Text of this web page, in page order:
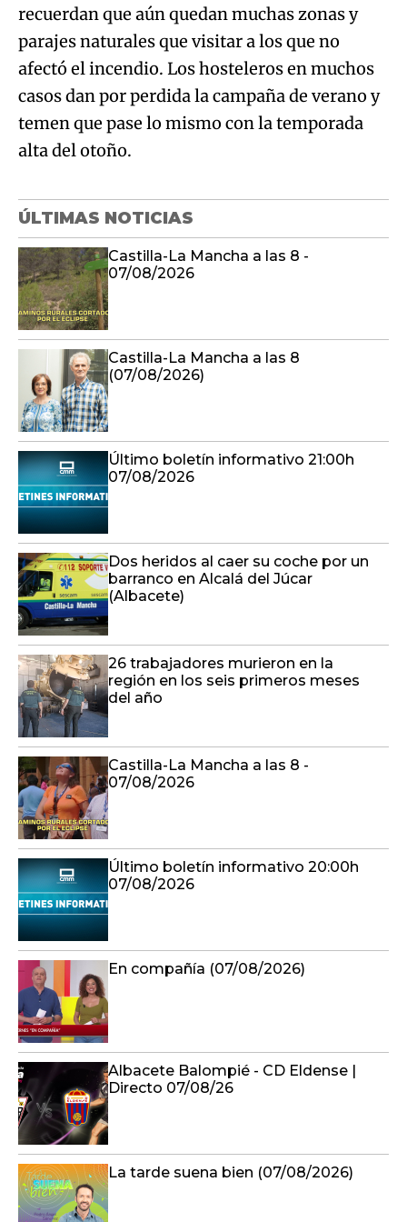
recuerdan que aún quedan muchas zonas y
parajes naturales que visitar a los que no
afectó el incendio. Los hosteleros en muchos
casos dan por perdida la campaña de verano y
temen que pase lo mismo con la temporada
alta del otoño.
ÚLTIMAS NOTICIAS
Castilla-La Mancha a las 8 -
07/08/2026
Castilla-La Mancha a las 8
(07/08/2026)
Último boletín informativo 21:00h
07/08/2026
Dos heridos al caer su coche por un
barranco en Alcalá del Júcar
(Albacete)
26 trabajadores murieron en la
región en los seis primeros meses
del año
Castilla-La Mancha a las 8 -
07/08/2026
Último boletín informativo 20:00h
07/08/2026
En compañía (07/08/2026)
Albacete Balompié - CD Eldense |
Directo 07/08/26
La tarde suena bien (07/08/2026)